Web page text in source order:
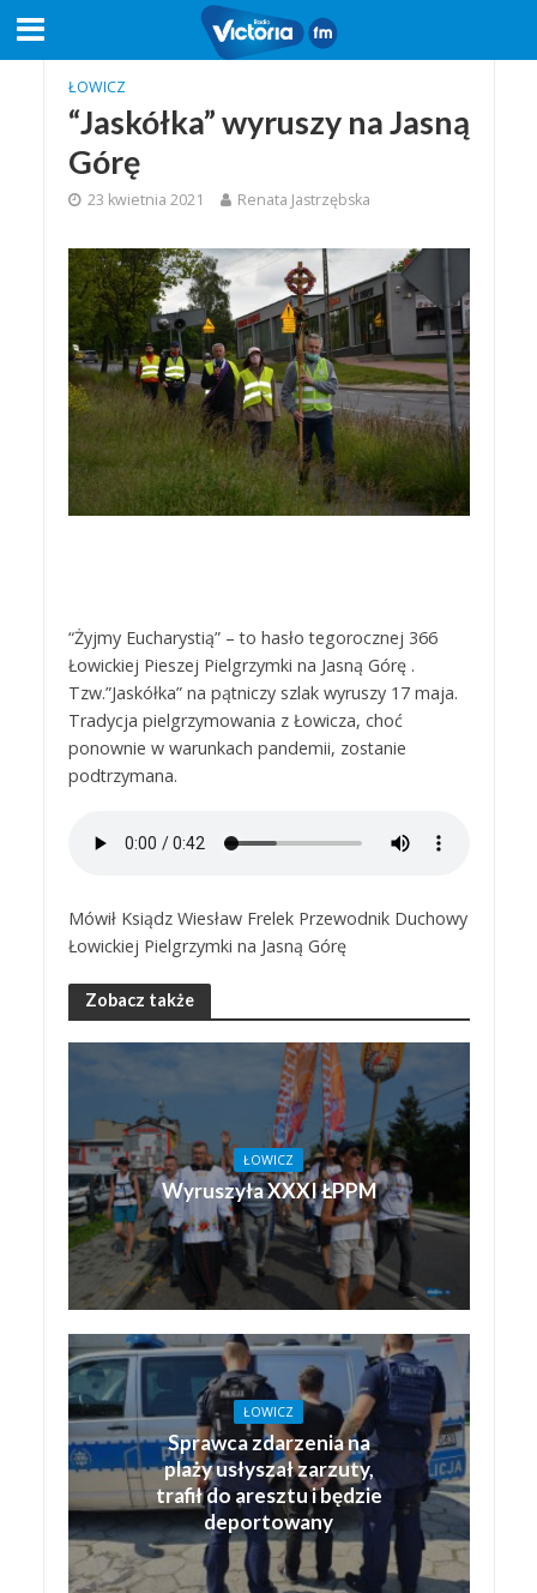
ŁOWICZ
“Jaskółka” wyruszy na Jasną
Górę
23 kwietnia 2021 Renata Jastrzębska
“Żyjmy Eucharystią” – to hasło tegorocznej 366
Łowickiej Pieszej Pielgrzymki na Jasną Górę .
Tzw.”Jaskółka” na pątniczy szlak wyruszy 17 maja.
Tradycja pielgrzymowania z Łowicza, choć
ponownie w warunkach pandemii, zostanie
podtrzymana.
Mówił Ksiądz Wiesław Frelek Przewodnik Duchowy
Łowickiej Pielgrzymki na Jasną Górę
Zobacz także
ŁOWICZ
Wyruszyła XXXI ŁPPM
ŁOWICZ
Sprawca zdarzenia na
plaży usłyszał zarzuty,
trafił do aresztu i będzie
deportowany